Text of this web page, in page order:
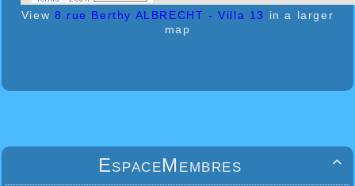
View 8 rue Berthy ALBRECHT - Villa 13
in a larger
map

EspaceMembres